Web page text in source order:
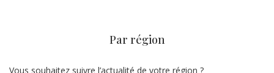
Par région
Vous souhaitez suivre l’actualité de votre région ?